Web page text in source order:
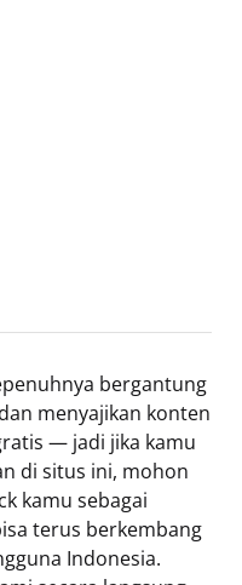
bergantung
menyajikan konten
— jadi jika kamu
di situs ini, mohon
kamu sebagai
terus berkembang
Indonesia.